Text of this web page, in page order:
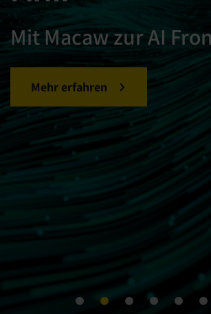
Mit Macaw zur AI
Mehr erfahren